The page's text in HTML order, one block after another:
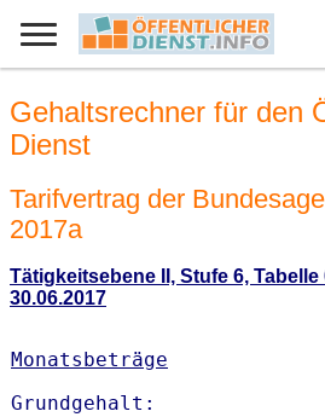
Gehaltsrechner für den
Dienst
Tarifvertrag der
2017a
Tätigkeitsebene II, Stufe 6, Tabelle
30.06.2017
Monatsbeträge